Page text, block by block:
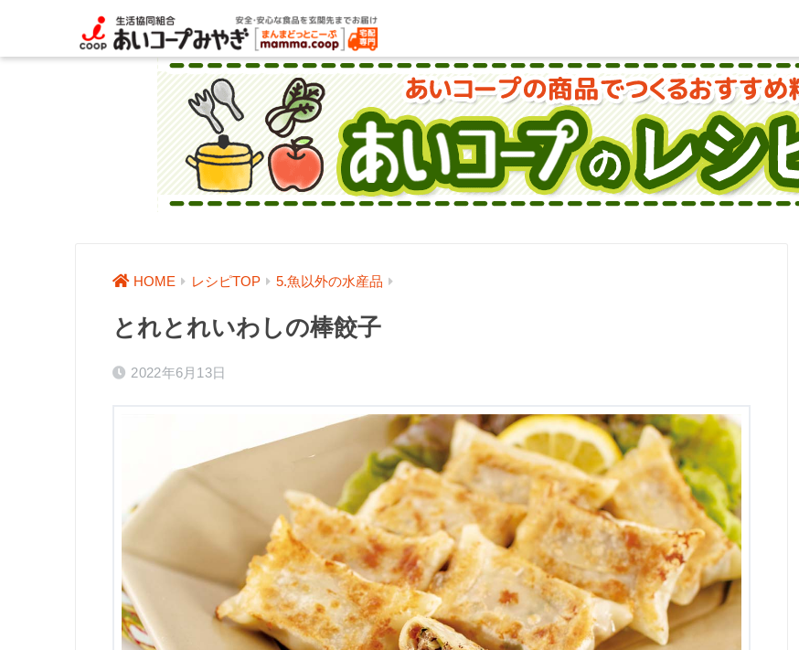
HOME レシピTOP 5.魚以外の水産品
とれとれいわしの棒餃子
2022年6月13日